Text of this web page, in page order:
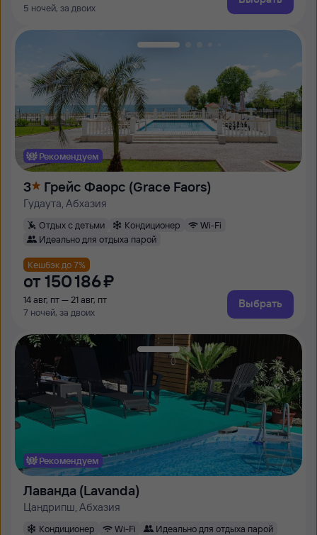
5 ночей, за двоих
Рекомендуем
3 Грейс Фаорс (Grace Faors)
Гудаута, Абхазия
Отдых с детьми Кондиционер
Wi-Fi
Идеально для отдыха парой
Кешбэк до 7%
от 150 ⁠186 ⁠₽
14 авг, пт — 21 авг, пт
7 ночей, за двоих
Выбрать
Рекомендуем
Лаванда (Lavanda)
Цандрипш, Абхазия
Кондиционер Wi-Fi Идеально для отдыха парой